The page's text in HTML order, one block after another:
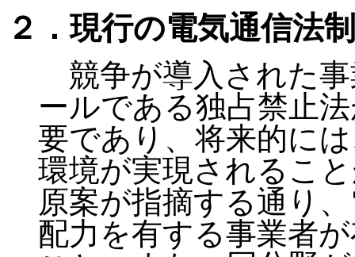
２．現行の電気通信法
競争が導入された事
ールである独占禁止
要であり、将来的に
環境が実現されるこ
原案が指摘する通り
配力を有する事業者